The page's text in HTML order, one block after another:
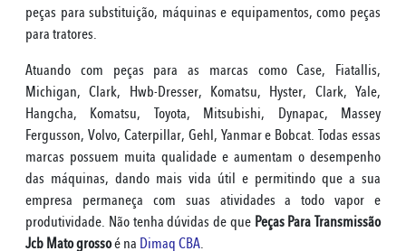
peças para substituição, máquinas e equipamentos, como peças
para tratores.
Atuando com peças para as marcas como Case, Fiatallis,
Michigan, Clark, Hwb-Dresser, Komatsu, Hyster, Clark, Yale,
Hangcha, Komatsu, Toyota, Mitsubishi, Dynapac, Massey
Fergusson, Volvo, Caterpillar, Gehl, Yanmar e Bobcat. Todas essas
marcas possuem muita qualidade e aumentam o desempenho
das máquinas, dando mais vida útil e permitindo que a sua
empresa permaneça com suas atividades a todo vapor e
produtividade. Não tenha dúvidas de que Peças Para Transmissão
Jcb Mato grossoé na Dimaq CBA.